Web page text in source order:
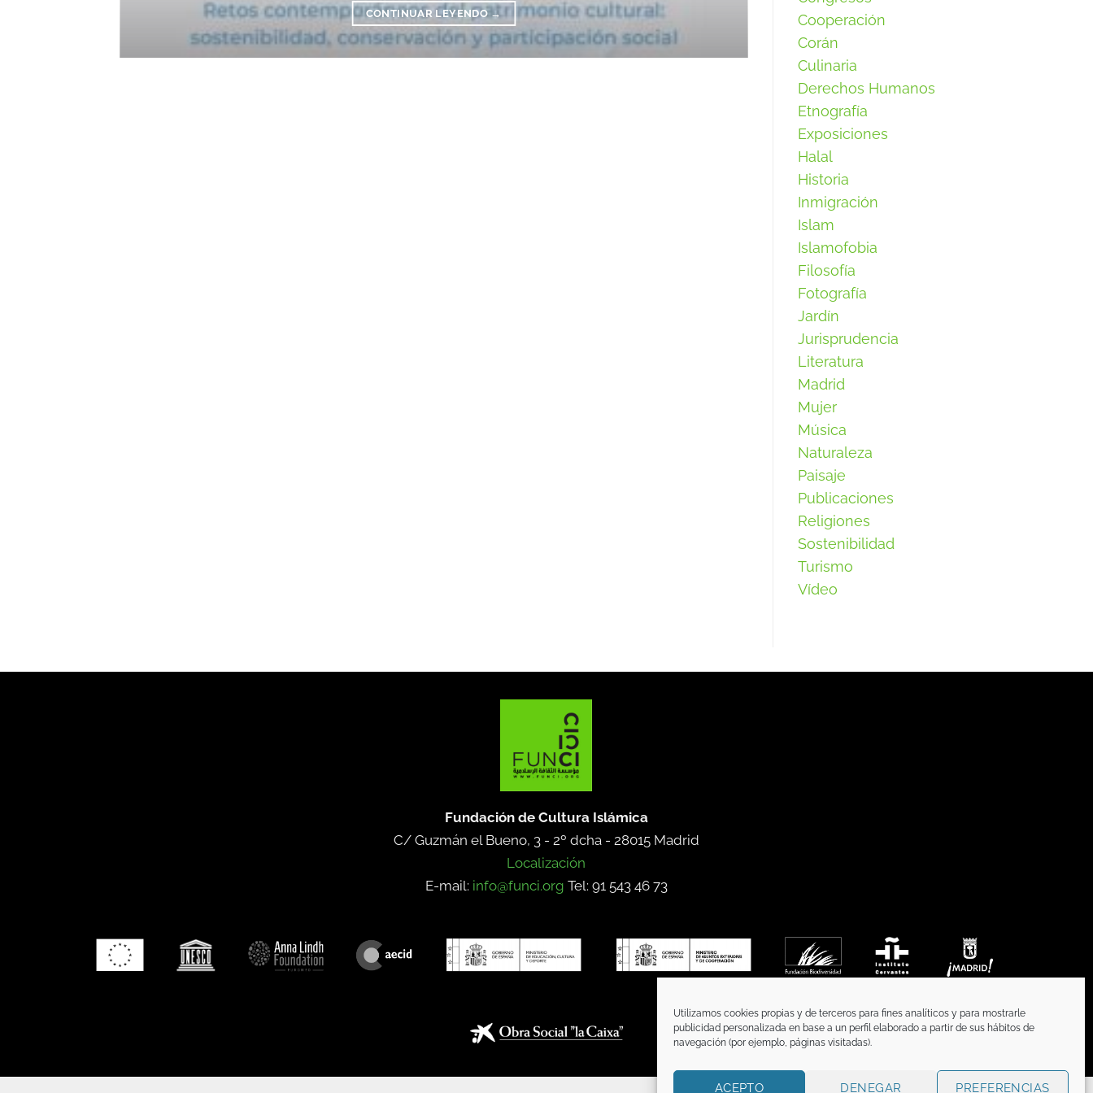
Utilizamos cookies propias y de terceros para fines analíticos y para mostrarle
publicidad personalizada en base a un perfil elaborado a partir de sus hábitos de
navegación (por ejemplo, páginas visitadas).
ACEPTO DENEGAR PREFERENCIAS
CONTINUAR LEYENDO →
Cooperación
Corán
Culinaria
Derechos Humanos
Etnografía
Exposiciones
Halal
Historia
Inmigración
Islam
Islamofobia
Filosofía
Fotografía
Jardín
Jurisprudencia
Literatura
Madrid
Mujer
Música
Naturaleza
Paisaje
Publicaciones
Religiones
Sostenibilidad
Turismo
Vídeo
Fundación de Cultura Islámica
C/ Guzmán el Bueno, 3 - 2º dcha - 28015 Madrid
Localización
E-mail: info@funci.org Tel: 91 543 46 73